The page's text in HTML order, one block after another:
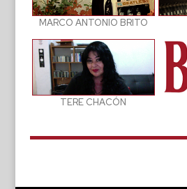
MARCO ANTONIO BRITO
TERE CHACÓN